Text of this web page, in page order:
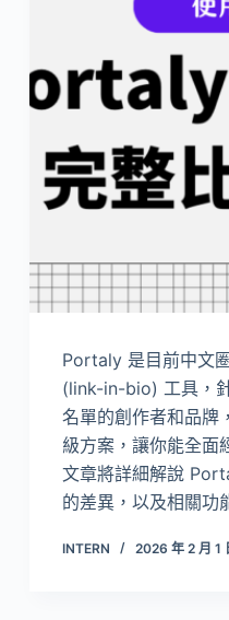
Portaly 是目前中文
(link-in-bio) 工具，
名單的創作者和品牌
級方案，讓你能全面
文章將詳細解說
的差異，以及相關功
INTERN 2026 年 2 月 1